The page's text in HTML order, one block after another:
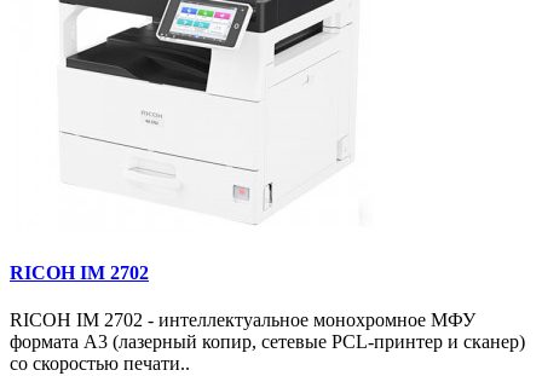
RICOH IM 2702
RICOH IM 2702 - интеллектуальное монохромное МФУ
формата А3 (лазерный копир, сетевые PCL-принтер и сканер)
со скоростью печати..